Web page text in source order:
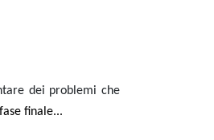
dei problemi che
finale...